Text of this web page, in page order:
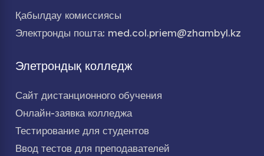
Қабылдау комиссиясы
Электронды пошта: med.col.priem@zhambyl.kz
Элетрондық колледж
Сайт дистанционного обучения
Онлайн-заявка колледжа
Тестирование для студентов
Ввод тестов для преподавателей